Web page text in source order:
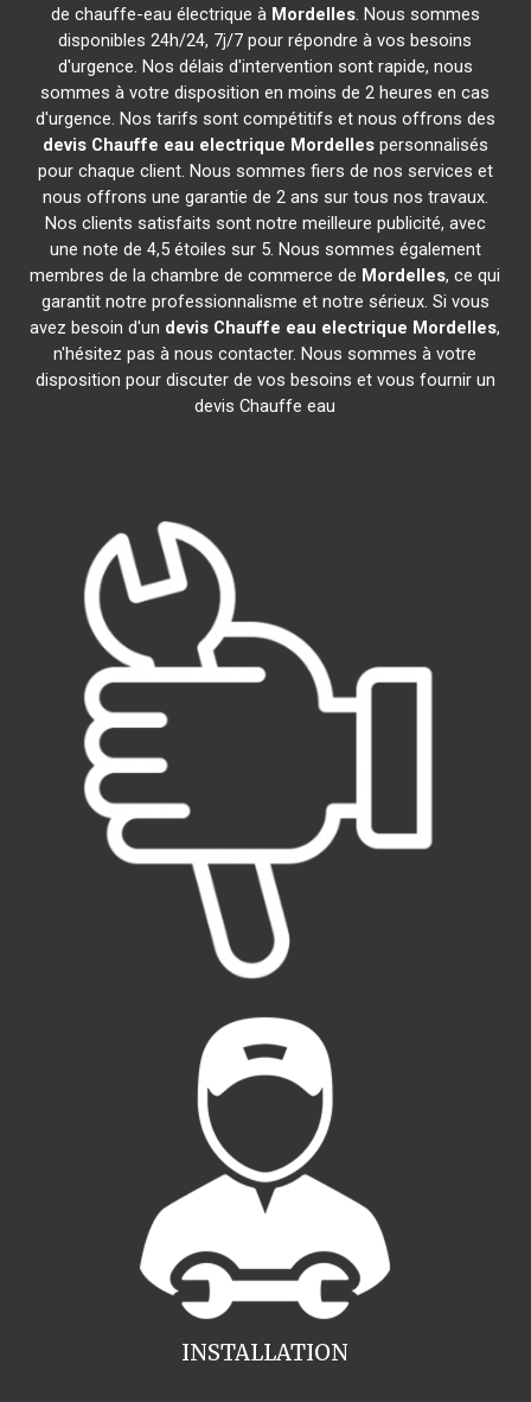
de chauffe-eau électrique à Mordelles. Nous sommes
disponibles 24h/24, 7j/7 pour répondre à vos besoins
d'urgence. Nos délais d'intervention sont rapide, nous
sommes à votre disposition en moins de 2 heures en cas
d'urgence. Nos tarifs sont compétitifs et nous offrons des
devis Chauffe eau electrique Mordellespersonnalisés
pour chaque client. Nous sommes fiers de nos services et
nous offrons une garantie de 2 ans sur tous nos travaux.
Nos clients satisfaits sont notre meilleure publicité, avec
une note de 4,5 étoiles sur 5. Nous sommes également
membres de la chambre de commerce de Mordelles, ce qui
garantit notre professionnalisme et notre sérieux. Si vous
avez besoin d'un devis Chauffe eau electrique Mordelles,
n'hésitez pas à nous contacter. Nous sommes à votre
disposition pour discuter de vos besoins et vous fournir un
devis Chauffe eau
INSTALLATION